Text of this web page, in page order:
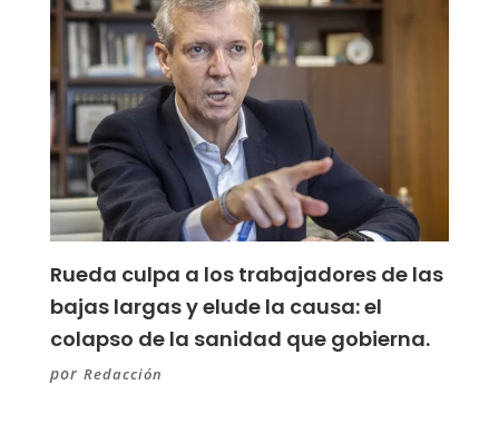
Rueda culpa a los trabajadores de las
bajas largas y elude la causa: el
colapso de la sanidad que gobierna.
por Redacción